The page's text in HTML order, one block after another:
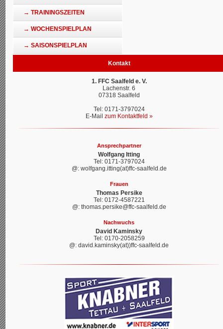
→ TRAININGSZEITEN
→ WOCHENSPIELPLAN
→ SAISONSPIELPLAN
Kontakt
1. FFC Saalfeld e. V.
Lachenstr. 6
07318 Saalfeld
Tel: 0171-3797024
E-Mail zum Kontaktfeld »
Ansprechpartner
Wolfgang Itting
Tel: 0171-3797024
@: wolfgang.itting(at)ffc-saalfeld.de
Frauen
Thomas Persike
Tel: 0172-4587221
@: thomas.persike@ffc-saalfeld.de
Nachwuchs
David Kaminsky
Tel: 0170-2058259
@: david.kaminsky(at))ffc-saalfeld.de